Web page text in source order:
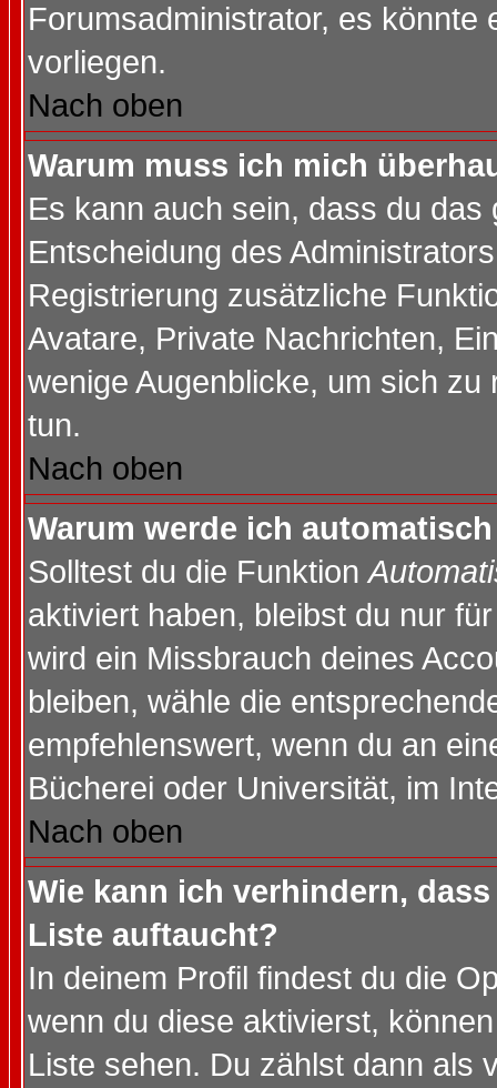
Forumsadministrator, es könnte
vorliegen.
Nach oben
Warum muss ich mich
Es kann auch sein, dass du
Entscheidung des
Registrierung zusätzliche
Avatare, Private Nachrichten,
wenige Augenblicke, um sich
tun.
Nach oben
Warum werde ich
Solltest du die Funktion
aktiviert haben, bleibst du nur
wird ein Missbrauch deines
bleiben, wähle die
empfehlenswert, wenn du an
Bücherei oder Universität, im
Nach oben
Wie kann ich verhindern,
Liste auftaucht?
In deinem Profil findest du die
wenn du diese aktivierst,
Liste sehen. Du zählst dann als